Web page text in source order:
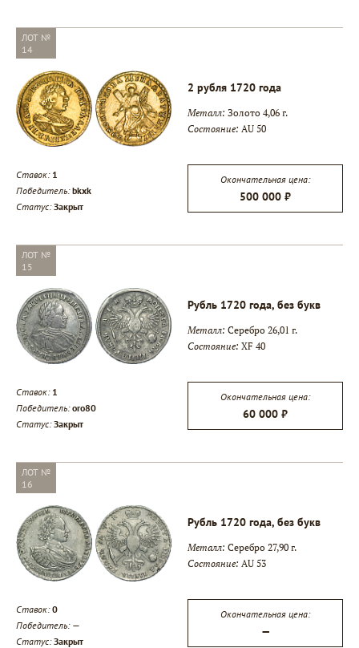
ЛОТ №
14
2 рубля 1720 года
Металл: Золото 4,06 г.
Состояние: AU 50
Ставок: 1
Победитель: bkxk
Статус:Закрыт
Окончательная цена:
500 000 ₽
ЛОТ №
15
Рубль 1720 года, без букв
Металл: Серебро 26,01 г.
Состояние: XF 40
Ставок: 1
Победитель: oro80
Статус:Закрыт
Окончательная цена:
60 000 ₽
ЛОТ №
16
Рубль 1720 года, без букв
Металл: Серебро 27,90 г.
Состояние: AU 53
Ставок:0
Победитель: —
Статус:Закрыт
Окончательная цена:
—